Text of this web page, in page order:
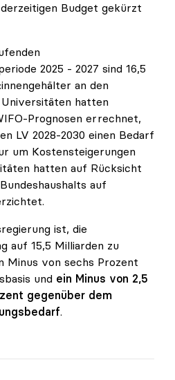
Budget gekürzt
2025 - 2027 sind 16,5
an den
hatten
Prognosen errechnet,
LV 2028-2030 einen Bedarf
um Kostensteigerungen
hatten auf Rücksicht
auf
ist, die
auf 15,5 Milliarden zu
Minus von sechs Prozent
und ein Minus von 2,5
gegenüber dem
.
Universitäten